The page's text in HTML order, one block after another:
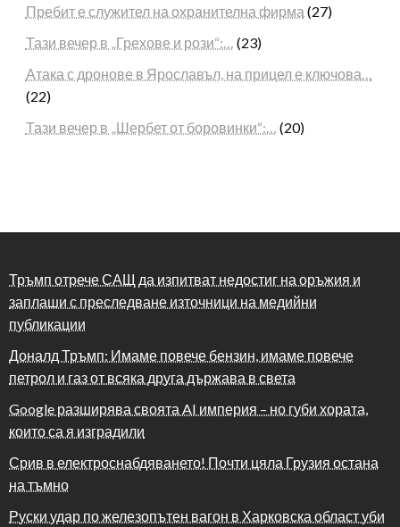
Пребит е служител на охранителна фирма (27)
Тази вечер в „Грехове и рози“:… (23)
Атака с дронове в Ярославъл, на прицел е ключова…
(22)
Тази вечер в „Шербет от боровинки“:… (20)
Тръмп отрече САЩ да изпитват недостиг на оръжия и
заплаши с преследване източници на медийни
публикации
Доналд Тръмп: Имаме повече бензин, имаме повече
петрол и газ от всяка друга държава в света
Google разширява своята AI империя – но губи хората,
които са я изградили
Срив в електроснабдяването! Почти цяла Грузия остана
на тъмно
Руски удар по железопътен вагон в Харковска област уби